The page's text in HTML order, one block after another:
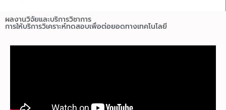
ผลงานวิจัยและบริการวิชาการ
การให้บริการวิเคราะห์ทดสอบเพื่อต่อยอดทางเทคโนโลยี